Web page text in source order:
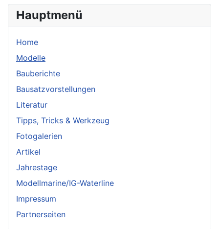
Hauptmenü
Home
Modelle
Bauberichte
Bausatzvorstellungen
Literatur
Tipps, Tricks & Werkzeug
Fotogalerien
Artikel
Jahrestage
Modellmarine/IG-Waterline
Impressum
Partnerseiten